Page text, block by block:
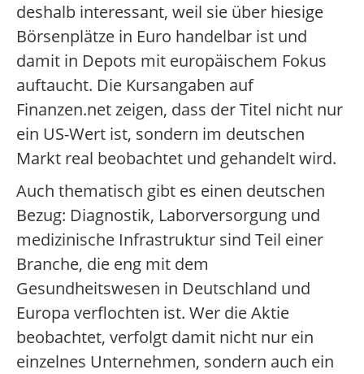
deshalb interessant, weil sie über hiesige
Börsenplätze in Euro handelbar ist und
damit in Depots mit europäischem Fokus
auftaucht. Die Kursangaben auf
Finanzen.net zeigen, dass der Titel nicht nur
ein US-Wert ist, sondern im deutschen
Markt real beobachtet und gehandelt wird.
Auch thematisch gibt es einen deutschen
Bezug: Diagnostik, Laborversorgung und
medizinische Infrastruktur sind Teil einer
Branche, die eng mit dem
Gesundheitswesen in Deutschland und
Europa verflochten ist. Wer die Aktie
beobachtet, verfolgt damit nicht nur ein
einzelnes Unternehmen, sondern auch ein